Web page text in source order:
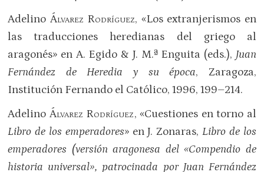
Adelino Álvarez Rodríguez, «Los extranjerismos en
las traducciones heredianas del griego al
aragonés» en A. Egido & J. M.ª Enguita (eds.), Juan
Fernández de Heredia y su época, Zaragoza,
Institución Fernando el Católico, 1996, 199–214.
Adelino Álvarez Rodríguez, «Cuestiones en torno al
Libro de los emperadores» en J. Zonaras, Libro de los
emperadores (versión aragonesa del «Compendio de
historia universal», patrocinada por Juan Fernández